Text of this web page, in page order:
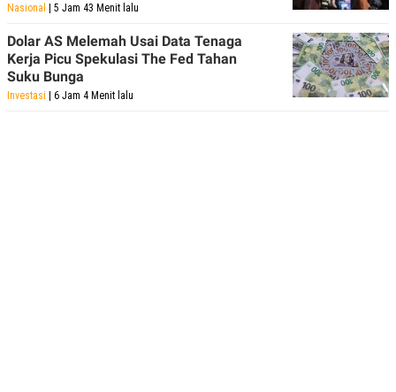
Nasional | 5 Jam 43 Menit lalu
Dolar AS Melemah Usai Data Tenaga
Kerja Picu Spekulasi The Fed Tahan
Suku Bunga
Investasi | 6 Jam 4 Menit lalu